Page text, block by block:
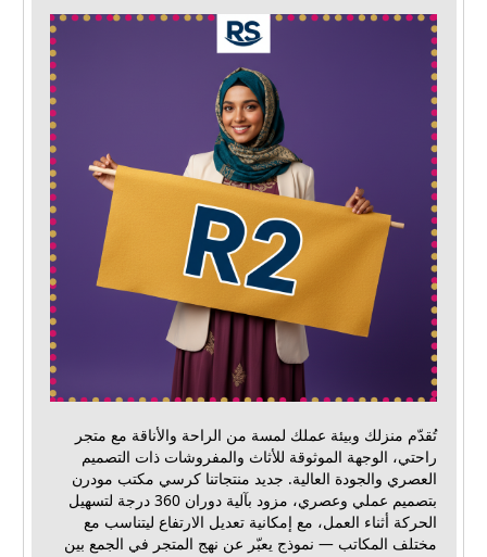
تُقدّم منزلك وبيئة عملك لمسة من الراحة والأناقة مع متجر
راحتي، الوجهة الموثوقة للأثاث والمفروشات ذات التصميم
العصري والجودة العالية. جديد منتجاتنا كرسي مكتب مودرن
بتصميم عملي وعصري، مزود بآلية دوران 360 درجة لتسهيل
الحركة أثناء العمل، مع إمكانية تعديل الارتفاع ليتناسب مع
مختلف المكاتب — نموذج يعبّر عن نهج المتجر في الجمع بين